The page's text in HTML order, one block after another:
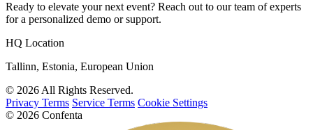
Ready to elevate your next event? Reach out to our team of experts
for a personalized demo or support.
HQ Location
Tallinn, Estonia, European Union
© 2026 All Rights Reserved.
Privacy Terms Service Terms Cookie Settings
© 2026 Confenta